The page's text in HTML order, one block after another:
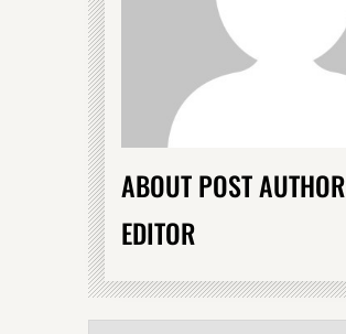
ABOUT POST AUTHOR
EDITOR